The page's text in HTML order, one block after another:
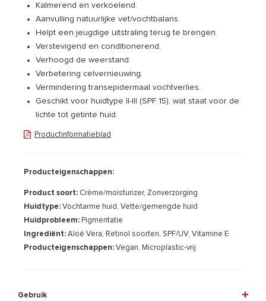
Kalmerend en verkoelend.
Aanvulling natuurlijke vet/vochtbalans.
Helpt een jeugdige uitstraling terug te brengen.
Verstevigend en conditionerend.
Verhoogd de weerstand.
Verbetering celvernieuwing.
Vermindering transepidermaal vochtverlies.
Geschikt voor huidtype II-III (SPF 15), wat staat voor de
lichte tot getinte huid.
Productinformatieblad
Producteigenschappen:
Product soort: Crème/moisturizer, Zonverzorging
Huidtype: Vochtarme huid, Vette/gemengde huid
Huidprobleem: Pigmentatie
Ingrediënt: Aloë Vera, Retinol soorten, SPF/UV, Vitamine E
Producteigenschappen: Vegan, Microplastic-vrij
Gebruik